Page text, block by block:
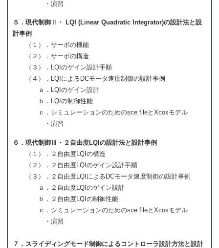
・演習
５．現代制御Ⅱ・ LQI (Linear Quadratic Integrator)の設計法と設
計事例
（１）．サーボの機能
（２）．サーボの構造
（３）．LQIのゲイン設計手順
（４）．LQIによるDCモータ速度制御の設計事例
ａ．LQIのゲイン設計
ｂ．LQIの制御性能
ｃ．シミュレーションのためのsce.fileとXcosモデル
・演習
６．現代制御Ⅲ・２自由度LQIの設計法と設計事例
（１）．２自由度LQIの構造
（２）．２自由度LQIのゲイン設計手順
（３）．２自由度LQIによるDCモータ速度制御の設計事例
ａ．２自由度LQIのゲイン設計
ｂ．２自由度LQIの制御性能
ｃ．シミュレーションのためのsce.fileとXcosモデル
・演習
７．スライディングモード制御によるコントローラ設計方法と設計